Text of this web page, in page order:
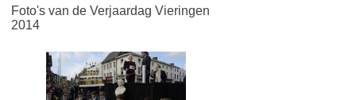
Foto's van de Verjaardag Vieringen
2014